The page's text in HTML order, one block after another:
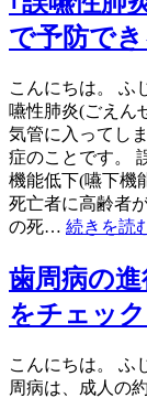
で予防で
こんにちは。 ふ
嚥性肺炎(ごえん
気管に入ってし
症のことです。
機能低下(嚥下
死亡者に高齢者
の死… 続きを読
歯周病の
をチェック
こんにちは。 ふ
周病は、成人の